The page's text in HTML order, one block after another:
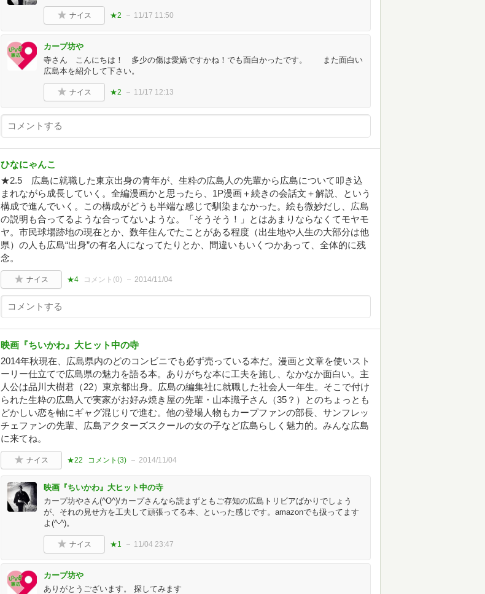
ナイス ★2 11/17 11:50
カープ坊や
寺さん こんにちは！ 多少の傷は愛嬌ですかね！でも面白かったです。 また面白い
広島本を紹介して下さい。
ナイス ★2 11/17 12:13
ひなにゃんこ
★2.5 広島に就職した東京出身の青年が、生粋の広島人の先輩から広島について叩き込
まれながら成長していく。全編漫画かと思ったら、1P漫画＋続きの会話文＋解説、という
構成で進んでいく。この構成がどうも半端な感じで馴染まなかった。絵も微妙だし、広島
の説明も合ってるような合ってないような。「そうそう！」とはあまりならなくてモヤモ
ヤ。市民球場跡地の現在とか、数年住んでたことがある程度（出生地や人生の大部分は他
県）の人も広島“出身”の有名人になってたりとか、間違いもいくつかあって、全体的に残
念。
ナイス ★4 コメント(0) 2014/11/04
映画『ちいかわ』大ヒット中の寺
2014年秋現在、広島県内のどのコンビニでも必ず売っている本だ。漫画と文章を使いスト
ーリー仕立てで広島県の魅力を語る本。ありがちな本に工夫を施し、なかなか面白い。主
人公は品川大樹君（22）東京都出身。広島の編集社に就職した社会人一年生。そこで付け
られた生粋の広島人で実家がお好み焼き屋の先輩・山本識子さん（35？）とのちょっとも
どかしい恋を軸にギャグ混じりで進む。他の登場人物もカープファンの部長、サンフレッ
チェファンの先輩、広島アクターズスクールの女の子など広島らしく魅力的。みんな広島
に来てね。
ナイス ★22 コメント(3) 2014/11/04
映画『ちいかわ』大ヒット中の寺
カープ坊やさん(^O^)/カープさんなら読まずともご存知の広島トリビアばかりでしょう
が、それの見せ方を工夫して頑張ってる本、といった感じです。amazonでも扱ってます
よ(^-^)。
ナイス ★1 11/04 23:47
カープ坊や
ありがとうございます。 探してみます